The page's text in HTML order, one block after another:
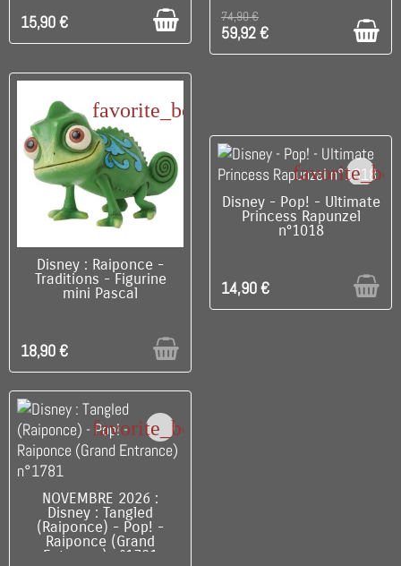
15,90 € 74,90 €
59,92 €
RUPTURE DE STOCK
favorite_border
Disney : Raiponce -
Traditions - Figurine
mini Pascal
18,90 €
RUPTURE DE STOCK
Disney - Pop! - Ultimate
Princess Rapunzel
n°1018
14,90 €
RUPTURE DE STOCK
favorite_border
NOVEMBRE 2026 :
Disney : Tangled
(Raiponce) - Pop! -
Raiponce (Grand
Entrance) n°1781